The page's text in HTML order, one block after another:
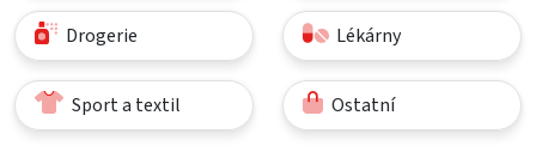
Drogerie Lékárny
Sport a textil Ostatní